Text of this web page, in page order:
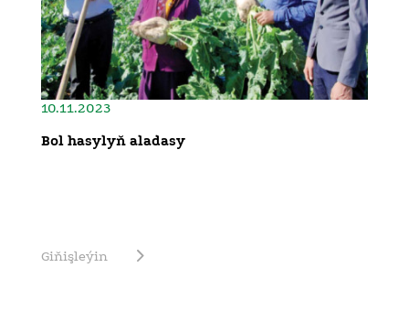
10.11.2023
Bol hasylyň aladasy
Giňişleýin